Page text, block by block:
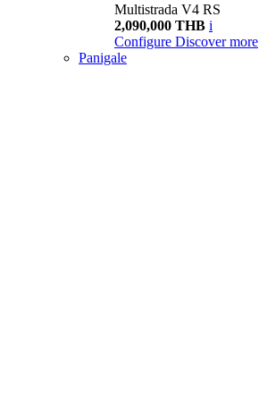
Multistrada V4 RS
2,090,000 THB i
Configure Discover more
Panigale